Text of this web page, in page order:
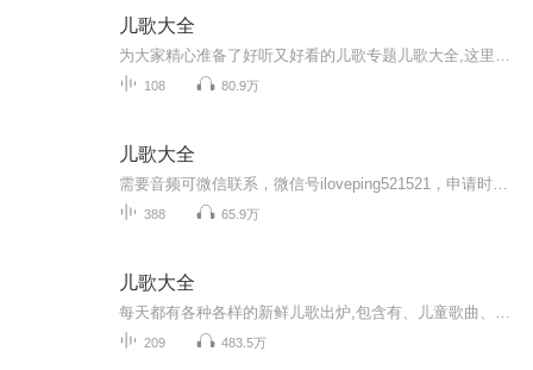
儿歌大全
108 80.9万
儿歌大全
388 65.9万
儿歌大全
209 483.5万